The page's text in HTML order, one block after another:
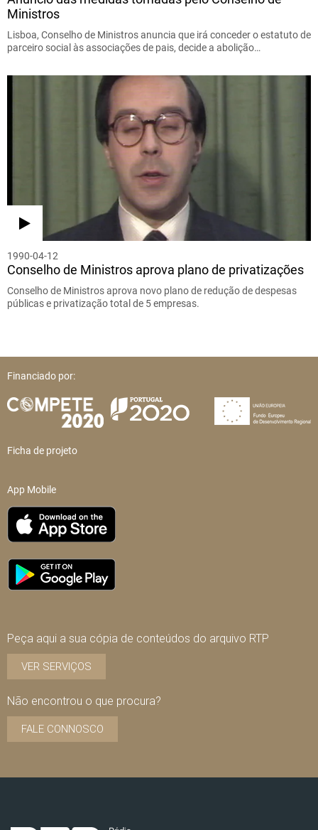
Ministros
Lisboa, Conselho de Ministros anuncia que irá conceder o estatuto de
parceiro social às associações de pais, decide a abolição…
1990-04-12
Conselho de Ministros aprova plano de privatizações
Conselho de Ministros aprova novo plano de redução de despesas
públicas e privatização total de 5 empresas.
Financiado por:
Ficha de projeto
App Mobile
Peça aqui a sua cópia de conteúdos do arquivo RTP
VER SERVIÇOS
Não encontrou o que procura?
FALE CONNOSCO